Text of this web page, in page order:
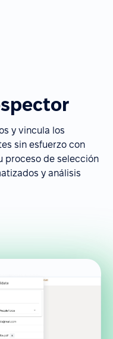
y vincula los
sin esfuerzo con
proceso de selección
y análisis